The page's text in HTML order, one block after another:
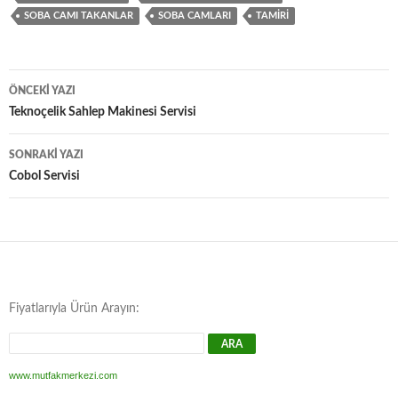
SOBA CAMI TAKANLAR SOBA CAMLARI TAMIRI
Yazı
dolaşımı
ÖNCEKI YAZI
Teknoçelik Sahlep Makinesi Servisi
SONRAKI YAZI
Cobol Servisi
Fiyatlarıyla Ürün Arayın:
www.mutfakmerkezi.com